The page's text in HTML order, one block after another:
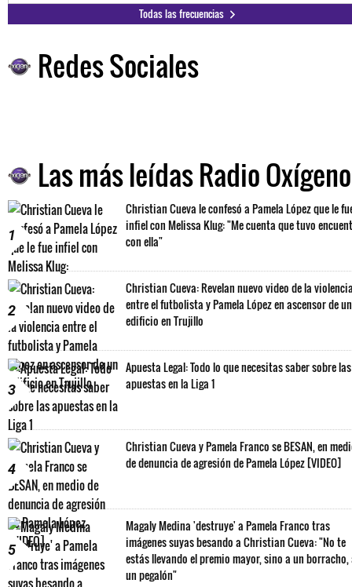
Todas las frecuencias
Redes Sociales
Las más leídas Radio Oxígeno
1
Christian Cueva le confesó a Pamela López que le
infiel con Melissa Klug: "Me cuenta que tuvo
con ella"
2
Christian Cueva: Revelan nuevo video de la
entre el futbolista y Pamela López en ascensor de un
edificio en Trujillo
3
Apuesta Legal: Todo lo que necesitas saber sobre las
apuestas en la Liga 1
4
Christian Cueva y Pamela Franco se BESAN, en
de denuncia de agresión de Pamela López [VIDEO]
5
Magaly Medina 'destruye' a Pamela Franco tras
imágenes suyas besando a Christian Cueva: "No te
estás llevando el premio mayor, sino a un borracho,
un pegalón"